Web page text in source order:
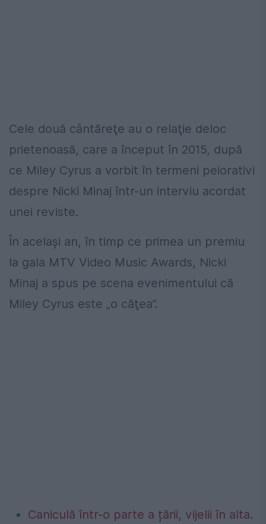
Cele două cântăreţe au o relaţie deloc
prietenoasă, care a început în 2015, după
ce Miley Cyrus a vorbit în termeni peiorativi
despre Nicki Minaj într-un interviu acordat
unei reviste.
În acelaşi an, în timp ce primea un premiu
la gala MTV Video Music Awards, Nicki
Minaj a spus pe scena evenimentului că
Miley Cyrus este „o căţea”.
Caniculă într-o parte a țării, vijelii în alta.